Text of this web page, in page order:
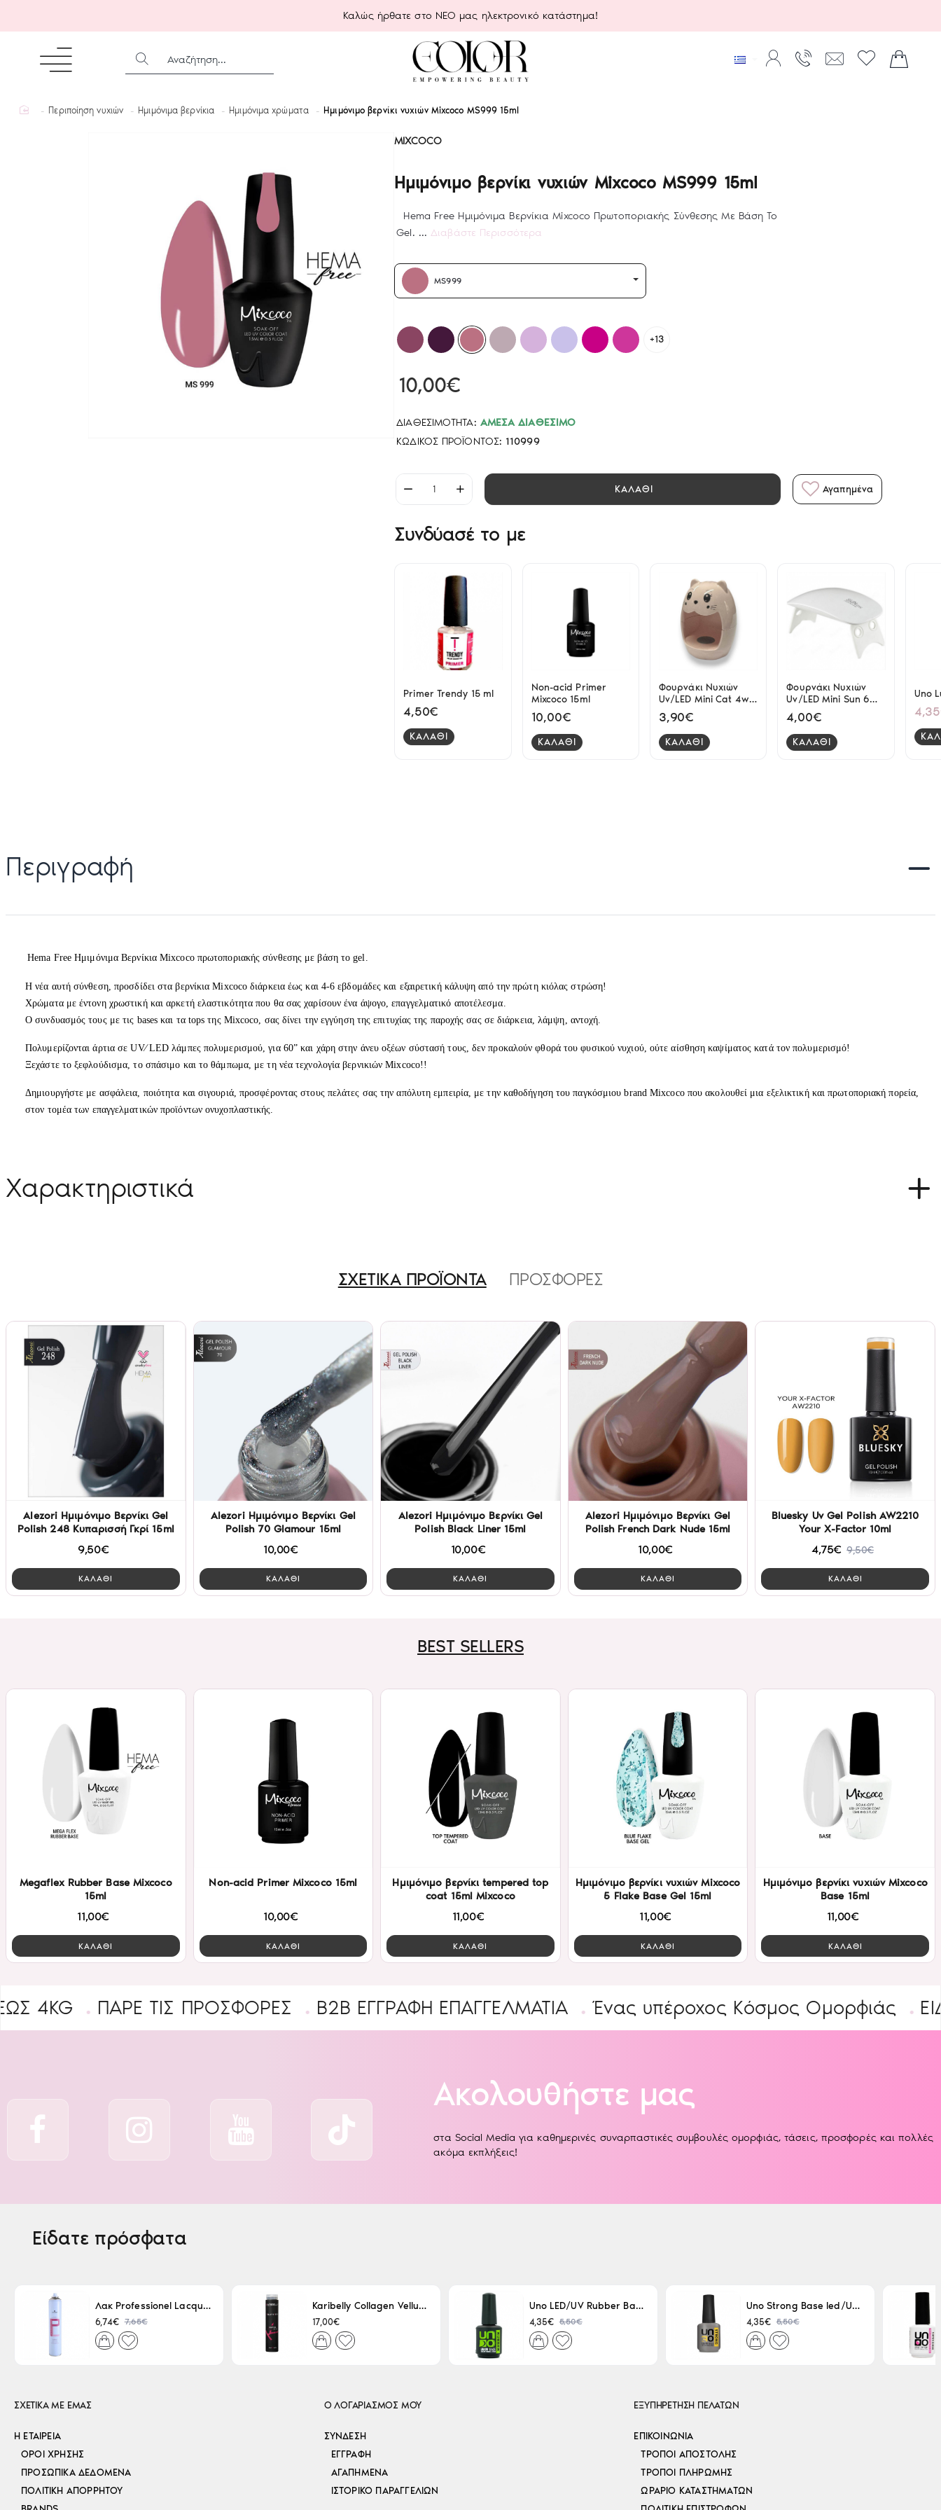
Καλώς ήρθατε στο ΝΕΟ μας ηλεκτρονικό κατάστημα!
ΑΝΑΖΉΤΗΣΗ...
homeΠεριποίηση νυχιών Ημιμόνιμα βερνίκια Ημιμόνιμα χρώματα Ημιμόνιμο βερνίκι νυχιών Mixcoco MS999 15ml
MIXCOCO
Ημιμόνιμο βερνίκι νυχιών Mixcoco MS999 15ml
Hema Free Ημιμόνιμα Βερνίκια Mixcoco Πρωτοποριακής Σύνθεσης Με Βάση Το
Gel. ...Διαβάστε Περισσότερα
ΔΙΑΘΕΣΙΜΌΤΗΤΑ: ΆΜΕΣΑ ΔΙΑΘΈΣΙΜΟ
ΚΩΔΙΚΌΣ ΠΡΟΪΌΝΤΟΣ: 110999
10,00€
MS999
+13
ΚΑΛΑΘΙ Αγαπημένα
Συνδύασέ το με
Primer Trendy 15 ml
4,50€
ΚΑΛΑΘΙ
Non-acid Primer
Mixcoco 15ml
10,00€
ΚΑΛΑΘΙ
Φουρνάκι Νυχιών
Uv/LED Mini Cat 4w
Ροζ
3,90€
ΚΑΛΑΘΙ
Φουρνάκι Νυχιών
Uv/LED Mini Sun 6
watt
4,00€
ΚΑΛΑΘΙ
Uno
Περιγραφή
Hema Free Ημιμόνιμα Βερνίκια Mixcoco πρωτοποριακής σύνθεσης με βάση το gel.
Η νέα αυτή σύνθεση, προσδίδει στα βερνίκια Mixcoco διάρκεια έως και 4-6 εβδομάδες και εξαιρετική κάλυψη από την πρώτη κιόλας στρώση!
Χρώματα με έντονη χρωστική και αρκετή ελαστικότητα που θα σας χαρίσουν ένα άψογο, επαγγελματικό αποτέλεσμα.
Ο συνδυασμός τους με τις bases και τα tops της Mixcoco, σας δίνει την εγγύηση της επιτυχίας της παροχής σας σε διάρκεια, λάμψη, αντοχή.
Πολυμερίζονται άρτια σε UV⁄ LED λάμπες πολυμερισμού, για 60” και χάρη στην άνευ οξέων σύστασή τους, δεν προκαλούν φθορά του φυσικού νυχιού, ούτε αίσθηση καψίματος κατά τον πολυμερισμό!
Ξεχάστε το ξεφλούδισμα, το σπάσιμο και το θάμπωμα, με τη νέα τεχνολογία βερνικιών Mixcoco!!
Δημιουργήστε με ασφάλεια, ποιότητα και σιγουριά, προσφέροντας στους πελάτες σας την απόλυτη εμπειρία, με την καθοδήγηση του παγκόσμιου brand Mixcoco που ακολουθεί μια εξελικτική και πρωτοποριακή πορεία,
στον τομέα των επαγγελματικών προϊόντων ονυχοπλαστικής.
Χαρακτηριστικά
ΣΧΕΤΙΚΑ ΠΡΟΪΟΝΤΑ ΠΡΟΣΦΟΡΕΣ
Alezori Ημιμόνιμο Βερνίκι Gel
Polish 248 Κυπαρισσή Γκρί 15ml
9,50€
ΚΑΛΑΘΙ
Alezori Ημιμόνιμο Βερνίκι Gel
Polish 70 Glamour 15ml
10,00€
ΚΑΛΑΘΙ
Alezori Ημιμόνιμο Βερνίκι Gel
Polish Black Liner 15ml
10,00€
ΚΑΛΑΘΙ
Alezori Ημιμόνιμο Βερνίκι Gel
Polish French Dark Nude 15ml
10,00€
ΚΑΛΑΘΙ
Bluesky Uv Gel Polish AW2210
Your X-Factor 10ml
4,75€ 9,50€
ΚΑΛΑΘΙ
BEST SELLERS
Megaflex Rubber Base Mixcoco
15ml
11,00€
ΚΑΛΑΘΙ
Non-acid Primer Mixcoco 15ml
10,00€
ΚΑΛΑΘΙ
Ημιμόνιμο βερνίκι tempered top
coat 15ml Mixcoco
11,00€
ΚΑΛΑΘΙ
Ημιμόνιμο βερνίκι νυχιών Mixcoco
5 Flake Base Gel 15ml
11,00€
ΚΑΛΑΘΙ
Ημιμόνιμο βερνίκι νυχιών Mixcoco
Base 15ml
11,00€
ΚΑΛΑΘΙ
ΠΑΡΕ ΤΙΣ ΠΡΟΣΦΟΡΕΣ B2B ΕΓΓΡΑΦΉ ΕΠΑΓΓΕΛΜΑΤΊΑ Ένας υπέροχος Κόσμος Ομορφιάς ΕΙΔΙΚΕΣ
Ακολουθήστε μας
στα Social Media για καθημερινές συναρπαστικές συμβουλές ομορφιάς, τάσεις, προσφορές και πολλές
ακόμα εκπλήξεις!
Είδατε πρόσφατα
Λακ Professionel Lacque Super Strong 500ml
6,74€ 7,65€
Karibelly Collagen Velluto Nero Leaving 250ml
17,00€
Uno LED/UV Rubber Base 15ml
4,35€ 5,50€
Uno Strong Base led/Uv 15 ml
4,35€ 5,50€
ΣΧΕΤΙΚΑ ΜΕ ΕΜΑΣ
Η ΕΤΑΙΡΕΊΑ
ΌΡΟΙ ΧΡΉΣΗΣ
ΠΡΟΣΩΠΙΚΆ ΔΕΔΟΜΈΝΑ
ΠΟΛΙΤΙΚΉ ΑΠΟΡΡΉΤΟΥ
Ο ΛΟΓΑΡΙΑΣΜΟΣ ΜΟΥ
ΣΎΝΔΕΣΗ
ΕΓΓΡΑΦΉ
ΑΓΑΠΗΜΈΝΑ
ΙΣΤΟΡΙΚΌ ΠΑΡΑΓΓΕΛΙΏΝ
ΕΞΥΠΗΡΕΤΗΣΗ ΠΕΛΑΤΩΝ
ΕΠΙΚΟΙΝΩΝΊΑ
ΤΡΌΠΟΙ ΑΠΟΣΤΟΛΉΣ
ΤΡΌΠΟΙ ΠΛΗΡΩΜΉΣ
ΩΡΆΡΙΟ ΚΑΤΑΣΤΗΜΆΤΩΝ